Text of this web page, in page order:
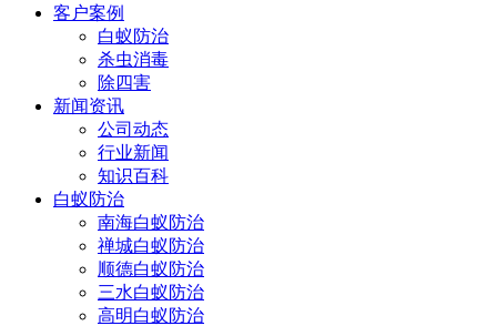
客户案例
白蚁防治
杀虫消毒
除四害
新闻资讯
公司动态
行业新闻
知识百科
白蚁防治
南海白蚁防治
禅城白蚁防治
顺德白蚁防治
三水白蚁防治
高明白蚁防治